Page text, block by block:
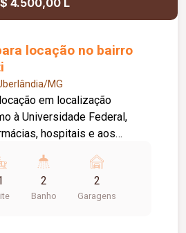
4.500,00 L
locação no bairro
MG
em localização
à Universidade Federal,
hospitais e aos
suíte ampla com closet,
e praticidade para toda a
espaçosa com vista livre,
2
Banho
2
Garagens